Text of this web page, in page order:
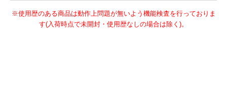
※使用歴のある商品は動作上問題が無いよう機能検査を行っておりま
す(入荷時点で未開封・使用歴なしの場合は除く)。